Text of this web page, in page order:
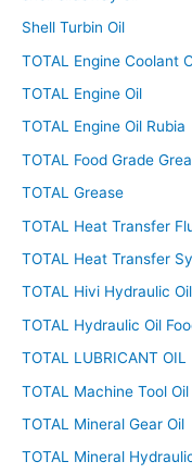
Shell Turbin Oil
TOTAL Engine Coolant
TOTAL Engine Oil
TOTAL Engine Oil Rubia
TOTAL Food Grade
TOTAL Grease
TOTAL Heat Transfer
TOTAL Heat Transfer
TOTAL Hivi Hydraulic Oil
TOTAL Hydraulic Oil
TOTAL LUBRICANT OIL
TOTAL Machine Tool Oil
TOTAL Mineral Gear Oil
TOTAL Mineral